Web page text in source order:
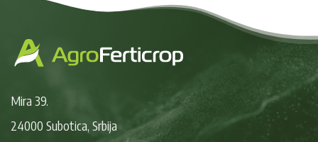
Mira 39.
24000 Subotica, Srbija